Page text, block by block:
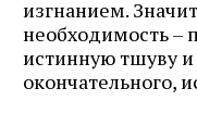
изгнанием.
необходимость –
истинную тшуву и
окончательного,